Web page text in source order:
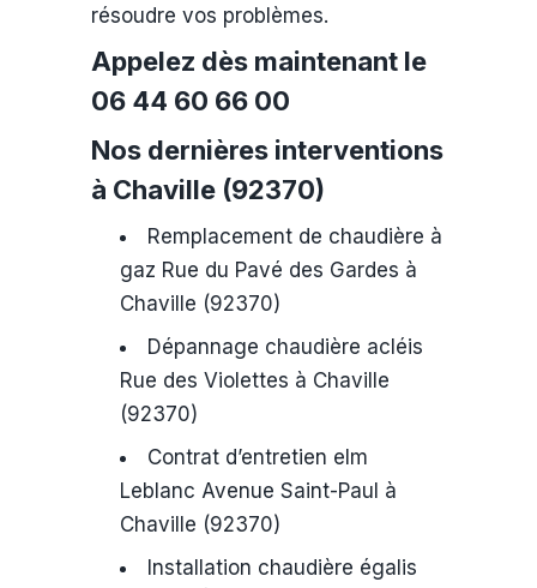
résoudre vos problèmes.
Appelez dès maintenant le
06 44 60 66 00
Nos dernières interventions
à Chaville (92370)
Remplacement de chaudière à
gaz Rue du Pavé des Gardes à
Chaville (92370)
Dépannage chaudière acléis
Rue des Violettes à Chaville
(92370)
Contrat d’entretien elm
Leblanc Avenue Saint-Paul à
Chaville (92370)
Installation chaudière égalis